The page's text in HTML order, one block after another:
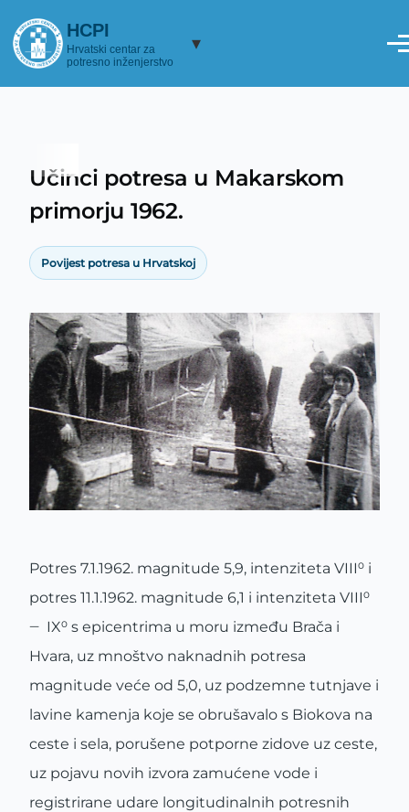
HCPI
Hrvatski centar za
potresno inženjerstvo
▾
Breadcrumb
Učinci potresa u Makarskom
primorju 1962.
Povijest potresa u Hrvatskoj
Potres 7.1.1962. magnitude 5,9, intenziteta VIII⁰ i
potres 11.1.1962. magnitude 6,1 i intenziteta VIII⁰
‒ IX⁰ s epicentrima u moru između Brača i
Hvara, uz mnoštvo naknadnih potresa
magnitude veće od 5,0, uz podzemne tutnjave i
lavine kamenja koje se obrušavalo s Biokova na
ceste i sela, porušene potporne zidove uz ceste,
uz pojavu novih izvora zamućene vode i
registrirane udare longitudinalnih potresnih